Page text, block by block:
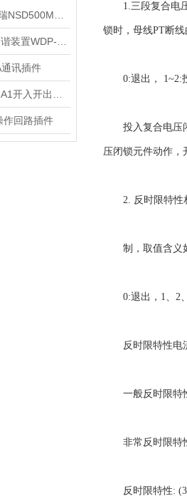
讯插件
作回路插件
1.三段复合电压
锁时，母线PT断
0:退出， 1~2:投
投入复合电压闭
压闭锁元件动作，
2. 反时限特性相
制，取值含义
0:退出，1、2、
反时限特性电流
一般反时限特
非常反时限特
反时限特性: